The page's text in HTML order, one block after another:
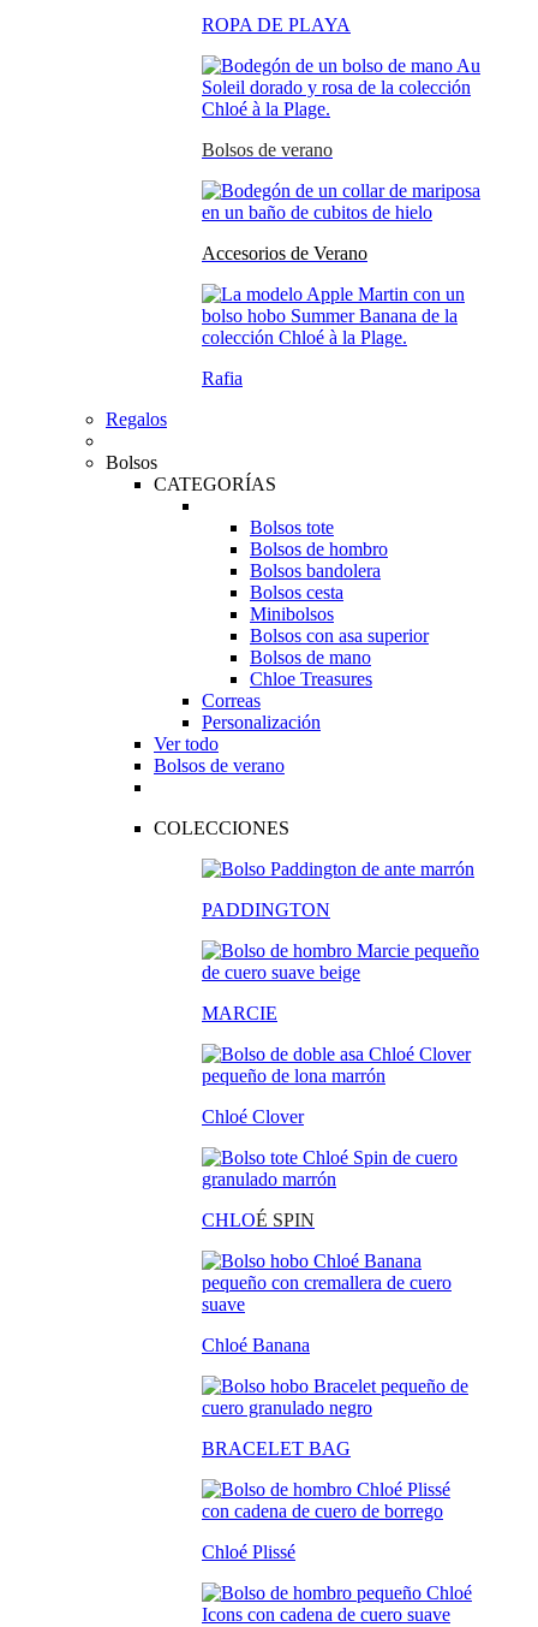
ROPA DE PLAYA
Bolsos de verano
Accesorios de Verano
Rafia
Regalos
Bolsos
CATEGORÍAS
Bolsos tote
Bolsos de hombro
Bolsos bandolera
Bolsos cesta
Minibolsos
Bolsos con asa superior
Bolsos de mano
Chloe Treasures
Correas
Personalización
Ver todo
Bolsos de verano
COLECCIONES
PADDINGTON
MARCIE
Chloé Clover
CHLOÉ SPIN
Chloé Banana
BRACELET BAG
Chloé Plissé